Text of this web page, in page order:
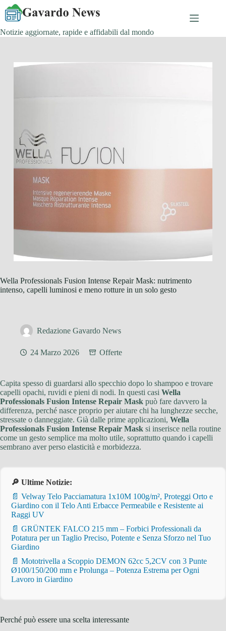
Salta
contenuto
Notizie aggiornate, rapide e affidabili dal mondo
Wella Professionals Fusion Intense Repair Mask: nutrimento
intenso, capelli luminosi e meno rotture in un solo gesto
Redazione Gavardo News
24 Marzo 2026 Offerte
Capita spesso di guardarsi allo specchio dopo lo shampoo e trovare
capelli opachi, ruvidi e pieni di nodi. In questi casi Wella
Professionals Fusion Intense Repair Mask può fare davvero la
differenza, perché nasce proprio per aiutare chi ha lunghezze secche,
stressate o danneggiate. Già dalle prime applicazioni, Wella
Professionals Fusion Intense Repair Mask si inserisce nella routine
come un gesto semplice ma molto utile, soprattutto quando i capelli
sembrano aver perso elasticità e morbidezza.
🔎 Ultime Notizie:
📄 Velway Telo Pacciamatura 1x10M 100g/m², Proteggi Orto e
Giardino con il Telo Anti Erbacce Permeabile e Resistente ai
Raggi UV
📄 GRÜNTEK FALCO 215 mm – Forbici Professionali da
Potatura per un Taglio Preciso, Potente e Senza Sforzo nel Tuo
Giardino
📄 Mototrivella a Scoppio DEMON 62cc 5,2CV con 3 Punte
Ø100/150/200 mm e Prolunga – Potenza Estrema per Ogni
Lavoro in Giardino
Perché può essere una scelta interessante